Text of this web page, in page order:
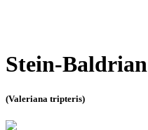
Stein-Baldrian
(Valeriana tripteris)